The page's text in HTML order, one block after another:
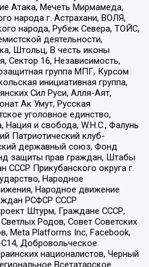
Атака, Мечеть Мирмамеда,
народа г. Астрахани, ВОЛЯ,
народа, Рубеж Севера, ТОЙС,
деятельности,
Штольц, В честь иконы
Сектор 16, Независимость,
группа МПГ, Курсом
инициативная группа,
Сил Руси, Алля-Аят,
Ак Умут, Русская
уголовное единство,
Нация и свобода, W.H.С., Фалунь
Патриотический клуб-
державный союз, Фонд
защиты прав граждан, Штабы
СССР Прикубанского округа г.
Народное
Народное движение
РСФСР СССР
Штурм, Граждане СССР,
Родов, Совет Советских
Meta Platforms Inc, Facebook,
Добровольческое
националистов, Черный
Всетатарское